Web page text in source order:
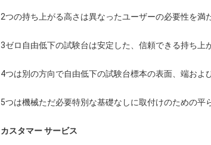
2つの持ち上がる高さは異なったユーザーの必要性を満
3ゼロ自由低下の試験台は安定した、信頼できる持ち上
4つは別の方向で自由低下の試験台標本の表面、端お
5つは機械ただ必要特別な基礎なしに取付けのための平
カスタマー サービス